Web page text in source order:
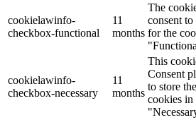
cookielawinfo-
checkbox-functional
11
months
The
consent to
for the
cookielawinfo-
checkbox-necessary
11
months
This
Consent
to store
cookies in